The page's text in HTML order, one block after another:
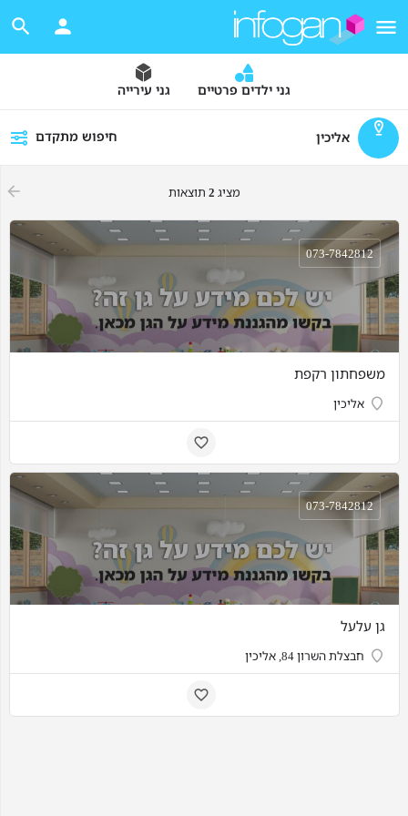
גני ילדים פרטיים גני עירייה
אליכין חיפוש מתקדם
מציג 2 תוצאות
משפחתון רקפת
אליכין
073-7842812
גן עלעל
חבצלת השרון 84, אליכין
073-7842812